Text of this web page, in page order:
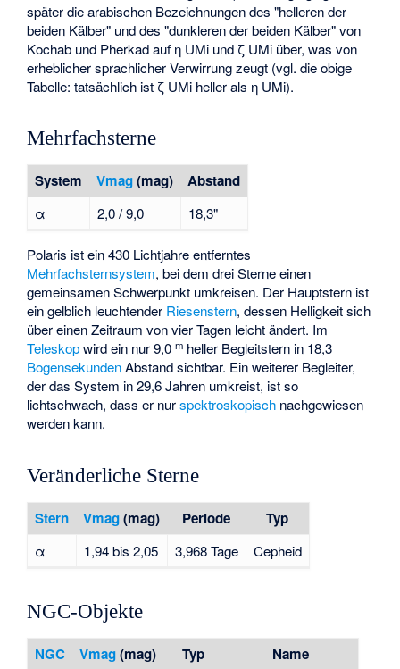
später die arabischen Bezeichnungen des "helleren der
beiden Kälber" und des "dunkleren der beiden Kälber" von
Kochab und Pherkad auf η UMi und ζ UMi über, was von
erheblicher sprachlicher Verwirrung zeugt (vgl. die obige
Tabelle: tatsächlich ist ζ UMi heller als η UMi).
Mehrfachsterne
System Vmag(mag) Abstand
α 2,0 / 9,0 18,3"
Polaris ist ein 430 Lichtjahre entferntes
Mehrfachsternsystem, bei dem drei Sterne einen
gemeinsamen Schwerpunkt umkreisen. Der Hauptstern ist
ein gelblich leuchtender Riesenstern, dessen Helligkeit sich
über einen Zeitraum von vier Tagen leicht ändert. Im
Teleskopwird ein nur 9,0m heller Begleitstern in 18,3
BogensekundenAbstand sichtbar. Ein weiterer Begleiter,
der das System in 29,6 Jahren umkreist, ist so
lichtschwach, dass er nurspektroskopisch nachgewiesen
werden kann.
Veränderliche Sterne
Stern Vmag(mag) Periode Typ
α 1,94 bis 2,05 3,968 Tage Cepheid
NGC-Objekte
NGC Vmag(mag) Typ Name